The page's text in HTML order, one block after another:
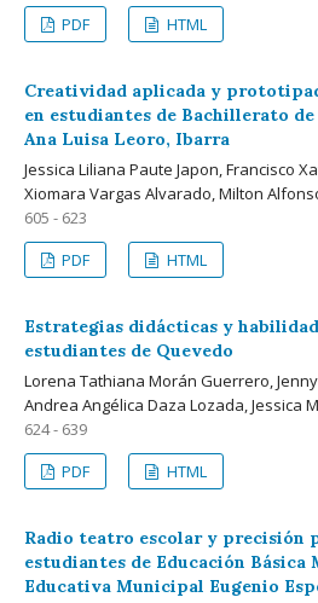
PDF
HTML
Creatividad aplicada y
en estudiantes de Bachillerato
Ana Luisa Leoro, Ibarra
Jessica Liliana Paute Japon, Francisco
Xiomara Vargas Alvarado, Milton
605 - 623
PDF
HTML
Estrategias didácticas y
estudiantes de Quevedo
Lorena Tathiana Morán Guerrero,
Andrea Angélica Daza Lozada, Jessica
624 - 639
PDF
HTML
Radio teatro escolar y precisión
estudiantes de Educación Básica
Educativa Municipal Eugenio